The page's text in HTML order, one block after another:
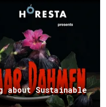
about Sustainable